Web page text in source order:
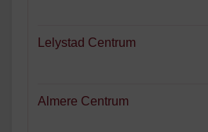
Lelystad Centrum
Almere Centrum